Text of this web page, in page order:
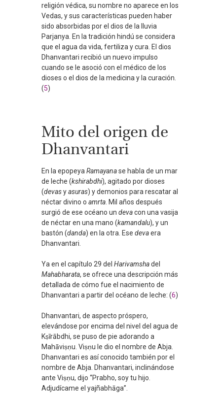
religión védica, su nombre no aparece en los
Vedas, y sus características pueden haber
sido absorbidas por el dios de la lluvia
Parjanya. En la tradición hindú se considera
que el agua da vida, fertiliza y cura. El dios
Dhanvantari recibió un nuevo impulso
cuando se le asoció con el médico de los
dioses o el dios de la medicina y la curación.
(5)
Mito del origen de
Dhanvantari
En la epopeya Ramayanase habla de un mar
de leche (kshirabdhi), agitado por dioses
(devasyasuras) y demonios para rescatar al
néctar divino o amrta . Mil años después
surgió de ese océano un devacon una vasija
de néctar en una mano (kamandalu), y un
bastón (danda) en la otra. Ese devaera
Dhanvantari.
Ya en el capítulo 29 del Harivamshadel
Mahabharata, se ofrece una descripción más
detallada de cómo fue el nacimiento de
Dhanvantari a partir del océano de leche: (6)
Dhanvantari, de aspecto próspero,
elevándose por encima del nivel del agua de
Kṣīrābdhi, se puso de pie adorando a
Mahāviṣṇu. Viṣṇu le dio el nombre de Abja.
Dhanvantari es así conocido también por el
nombre de Abja. Dhanvantari, inclinándose
ante Viṣṇu, dijo “Prabho, soy tu hijo.
Adjudícame el yajñabhāga”.